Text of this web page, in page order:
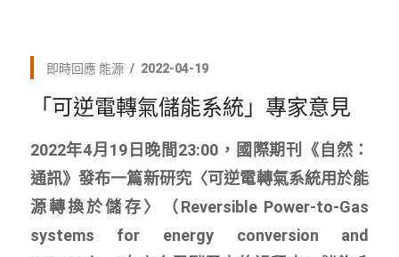
即時回應 能源 2022-04-19
「可逆電轉氣儲能系統」專家意見
2022年4月19日晚間23:00，國際期刊《自然：
通訊》發布一篇新研究〈可逆電轉氣系統用於能
源轉換於儲存〉（Reversible Power-to-Gas
systems for energy conversion and